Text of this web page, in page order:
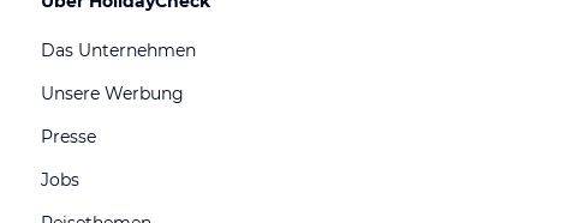
Das Unternehmen
Unsere Werbung
Presse
Jobs